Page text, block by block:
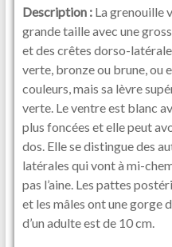
Description :La grenouille
grande taille avec une
et des crêtes dorso-
verte, bronze ou brune, ou
couleurs, mais sa lèvre
verte. Le ventre est blanc
plus foncées et elle peut
dos. Elle se distingue des
latérales qui vont à mi-
pas l’aine. Les pattes
et les mâles ont une gorge
d’un adulte est de 10 cm.